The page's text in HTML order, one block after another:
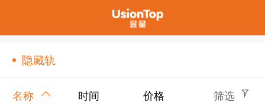
隐藏轨
名称 时间 价格 筛选